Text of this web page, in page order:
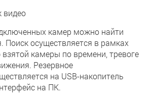
видео
камер можно найти
Поиск осуществляется в рамках
камеры по времени, тревоге
Резервное
на USB-накопитель
на ПК.